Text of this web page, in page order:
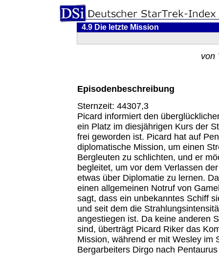
4.9 Die letzte Mission
von
Episodenbeschreibung
Sternzeit: 44307,3
Picard informiert den
ein Platz im diesjährigen Kurs der
frei geworden ist. Picard hat auf
diplomatische Mission, um einen
Bergleuten zu schlichten, und er
begleitet, um vor dem Verlassen
etwas über Diplomatie zu lernen.
einen allgemeinen Notruf von
sagt, dass ein unbekanntes Schiff
und seit dem die
angestiegen ist. Da keine anderen
sind, überträgt Picard Riker das
Mission, während er mit Wesley im
Bergarbeiters Dirgo nach